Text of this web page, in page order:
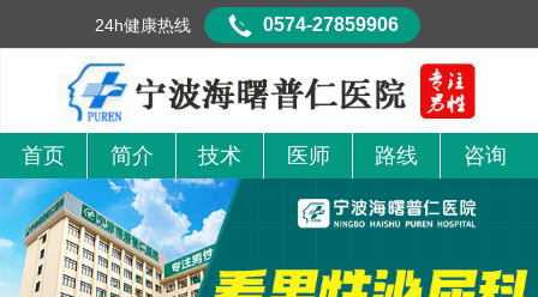
首页 简介 技术 医师 路线 咨询
24h健康热线 0574-27859906